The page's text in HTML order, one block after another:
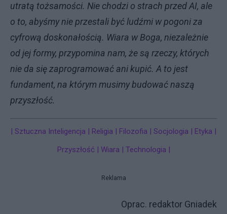
utratą tożsamości. Nie chodzi o strach przed AI, ale
o to, abyśmy nie przestali być ludźmi w pogoni za
cyfrową doskonałością. Wiara w Boga, niezależnie
od jej formy, przypomina nam, że są rzeczy, których
nie da się zaprogramować ani kupić. A to jest
fundament, na którym musimy budować naszą
przyszłość.
| Sztuczna Inteligencja | Religia | Filozofia | Socjologia | Etyka |
Przyszłość | Wiara | Technologia |
Reklama
Oprac. redaktor Gniadek